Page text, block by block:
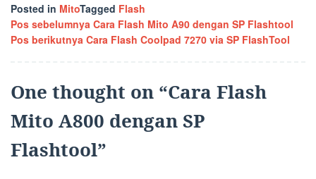
Posted in MitoTagged Flash
Navigasi
Pos sebelumnya Cara Flash Mito A90 dengan SP Flashtool
Pos berikutnya Cara Flash Coolpad 7270 via SP FlashTool
One thought on “Cara Flash
Mito A800 dengan SP
Flashtool”